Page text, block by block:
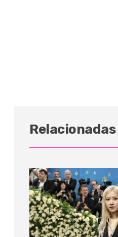
Relacionadas